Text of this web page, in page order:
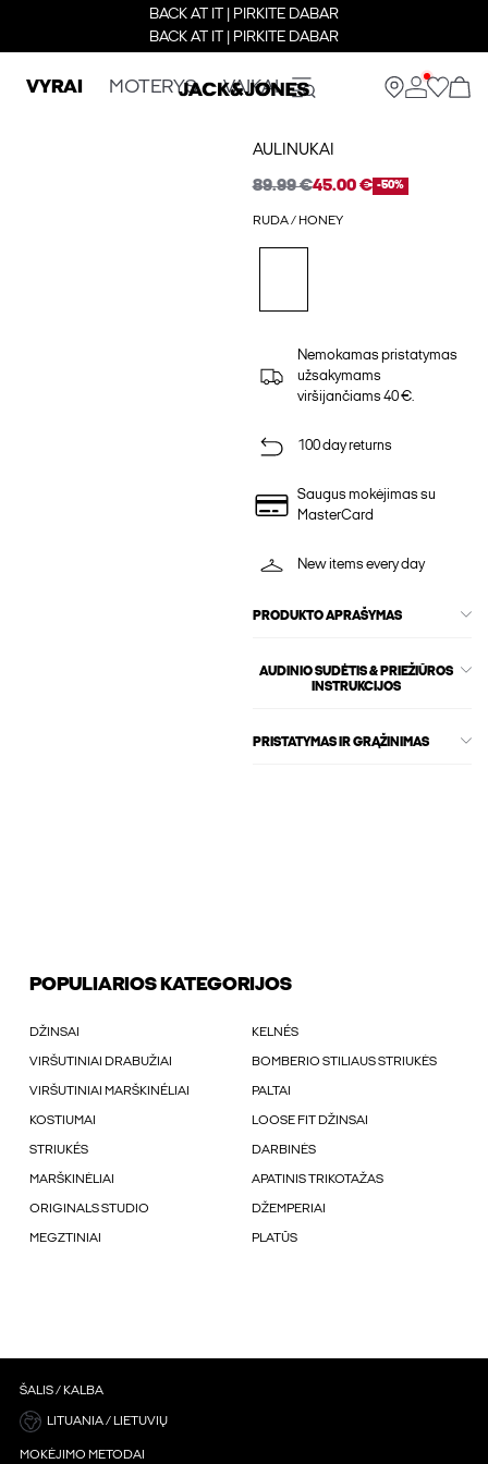
BACK AT IT | PIRKITE DABAR
BACK AT IT | PIRKITE DABAR
VYRAI MOTERYS VAIKAI
AULINUKAI
89.99 €45.00 € -50%
RUDA / HONEY
Nemokamas pristatymas
užsakymams
viršijančiams 40 €.
100 day returns
Saugus mokėjimas su
MasterCard
New items every day
PRODUKTO APRAŠYMAS
AUDINIO SUDĖTIS & PRIEŽIŪROS
INSTRUKCIJOS
PRISTATYMAS IR GRĄŽINIMAS
POPULIARIOS KATEGORIJOS
DŽINSAI KELNÉS
VIRŠUTINIAI DRABUŽIAI BOMBERIO STILIAUS STRIUKĖS
VIRŠUTINIAI MARŠKINÉLIAI PALTAI
KOSTIUMAI LOOSE FIT DŽINSAI
STRIUKÉS DARBINĖS
MARŠKINĖLIAI APATINIS TRIKOTAŽAS
ORIGINALS STUDIO DŽEMPERIAI
MEGZTINIAI PLATŪS
ŠALIS / KALBA
LITUANIA / LIETUVIŲ
MOKĖJIMO METODAI